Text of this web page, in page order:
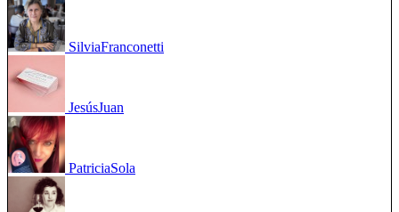
SilviaFranconetti
JesúsJuan
PatriciaSola